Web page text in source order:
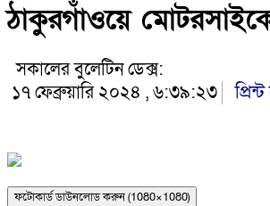
ঠাকুরগাঁওয়ে
সকালের বুলেটিন ডেক্স:
১৭ ফেব্রুয়ারি ২০২৪ , ৬:৩৯:২৩
ফটোকার্ড ডাউনলোড করুন (1080×1080)